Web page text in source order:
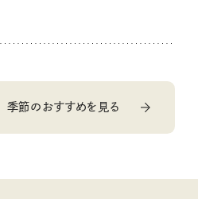
季節のおすすめを見る